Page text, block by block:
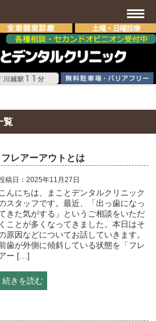
覧
レアーアウトとは
稿日：2025年11月27日
こんにちは、まことデンタルクリニック
スタッフです。最近、「出っ歯になっ
きた気がする」というご相談をいただ
くことが多くなってきました。本日はそ
原因などについてお話していきます。
歯が外側に傾斜している状態を「フレ
ー […]
続きを読む